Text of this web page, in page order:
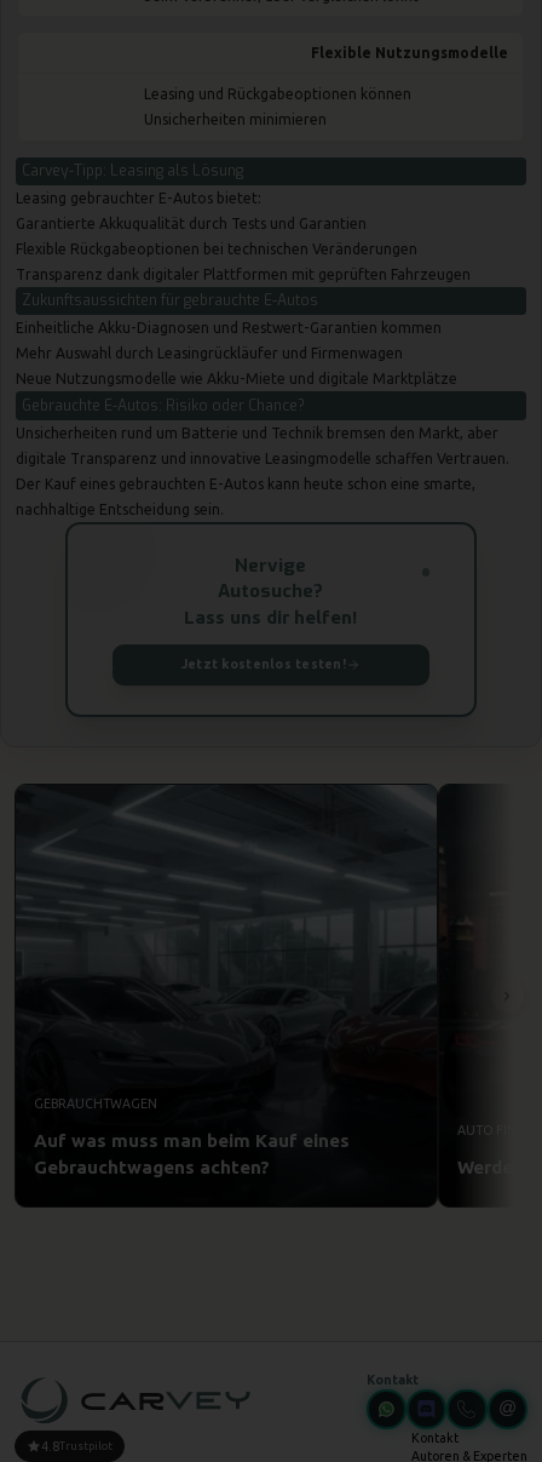
Flexible Nutzungsmodelle
Leasing und Rückgabeoptionen können
Unsicherheiten minimieren
Carvey-Tipp: Leasing als Lösung
Leasing gebrauchter E-Autos bietet:
Garantierte Akkuqualität durch Tests und Garantien
Flexible Rückgabeoptionen bei technischen Veränderungen
Transparenz dank digitaler Plattformen mit geprüften Fahrzeugen
Zukunftsaussichten für gebrauchte E-Autos
Einheitliche Akku-Diagnosen und Restwert-Garantien kommen
Mehr Auswahl durch Leasingrückläufer und Firmenwagen
Neue Nutzungsmodelle wie Akku-Miete und digitale Marktplätze
Gebrauchte E-Autos: Risiko oder Chance?
Unsicherheiten rund um Batterie und Technik bremsen den Markt, aber
digitale Transparenz und innovative Leasingmodelle schaffen Vertrauen.
Der Kauf eines gebrauchten E-Autos kann heute schon eine smarte,
nachhaltige Entscheidung sein.
Nervige
Autosuche?
Lass uns dir helfen!
Jetzt kostenlos testen!
GEBRAUCHTWAGEN
Auf was muss man beim Kauf eines
Gebrauchtwagens achten?
AUTO
Werden
4.8Trustpilot
Kontakt
Kontakt
Autoren & Experten